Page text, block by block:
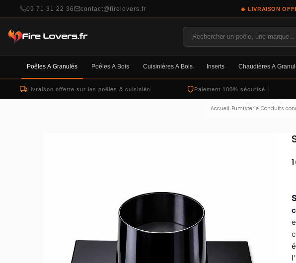
09 71 31 22 36 contact@firelovers.fr 🔥 LIVRAISON
Poêles À Granulés Poêles À Bois Cuisinières À Bois Inserts Chaudières À
Livraison offerte sur les poêles & cuisinières Paiement 100% sécurisé
Accueil Fumisterie Conduits
l’